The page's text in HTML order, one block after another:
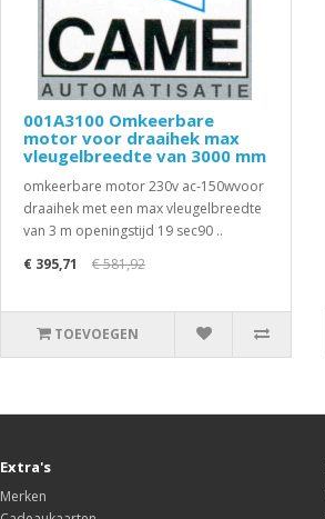
001A3100 Omkeerbare
motor voor draaihek max
vleugelbreedte van 3000 mm
omkeerbare motor 230v ac-150wvoor
draaihek met een max vleugelbreedte
van 3 m openingstijd 19 sec90 ..
€ 395,71
€ 581,92
TOEVOEGEN
Extra's
Merken